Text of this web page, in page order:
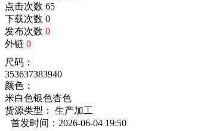
点击次数 65
下载次数 0
发布次数 0
外链 0
尺码：
353637383940
颜色：
米白色银色杏色
货源类型： 生产加工
首发时间：2026-06-04 19:50